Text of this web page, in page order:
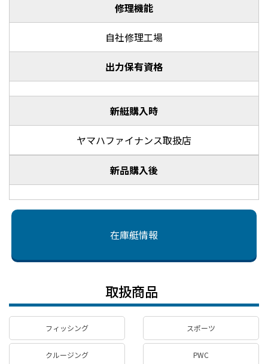
修理機能
自社修理工場
出力保有資格
新艇購入時
ヤマハファイナンス取扱店
新品購入後
在庫艇情報
取扱商品
フィッシング スポーツ
クルージング PWC